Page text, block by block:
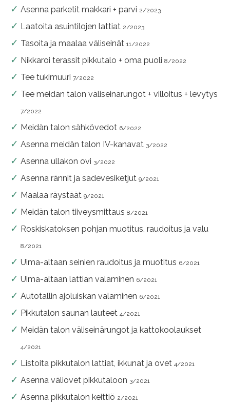
Asenna parketit makkari + parvi 2/2023
Laatoita asuintilojen lattiat 2/2023
Tasoita ja maalaa väliseinät 11/2022
Nikkaroi terassit pikkutalo + oma puoli 8/2022
Tee tukimuuri 7/2022
Tee meidän talon väliseinärungot + villoitus + levytys
7/2022
Meidän talon sähkövedot 6/2022
Asenna meidän talon IV-kanavat 3/2022
Asenna ullakon ovi 3/2022
Asenna rännit ja sadevesiketjut 9/2021
Maalaa räystäät 9/2021
Meidän talon tiiveysmittaus 8/2021
Roskiskatoksen pohjan muotitus, raudoitus ja valu
8/2021
Uima-altaan seinien raudoitus ja muotitus 6/2021
Uima-altaan lattian valaminen 6/2021
Autotallin ajoluiskan valaminen 6/2021
Pikkutalon saunan lauteet 4/2021
Meidän talon väliseinärungot ja kattokoolaukset
4/2021
Listoita pikkutalon lattiat, ikkunat ja ovet 4/2021
Asenna väliovet pikkutaloon 3/2021
Asenna pikkutalon keittiö 2/2021